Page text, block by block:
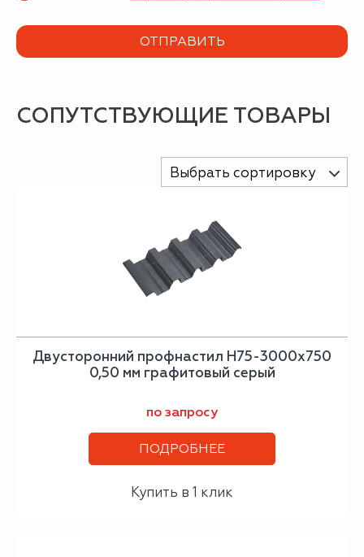
СОПУТСТВУЮЩИЕ ТОВАРЫ
Выбрать сортировку
Двусторонний профнастил Н75-3000х750
0,50 мм графитовый серый
по запросу
ПОДРОБНЕЕ
Купить в 1 клик